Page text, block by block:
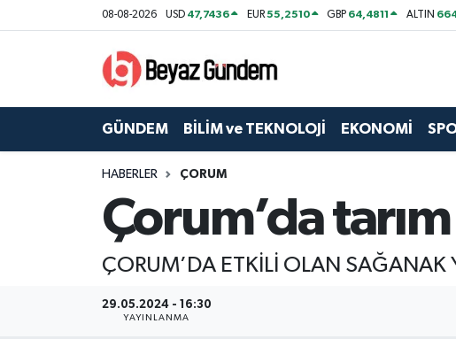
08-08-2026 USD 47,7436 EUR55,2510 GBP 64,4811 ALTIN
GÜNDEM BİLİM ve TEKNOLOJİ EKONOMİ
HABERLER ÇORUM
Çorum’da
ÇORUM’DA ETKİLİ OLAN SAĞANAK
29.05.2024 - 16:30
YAYINLANMA
GÜNDEM
BİLİM ve TEKNOLOJİ
Hava Durumu
Trafik Durumu
Tüm Manşetler
Son Dakika Haberleri